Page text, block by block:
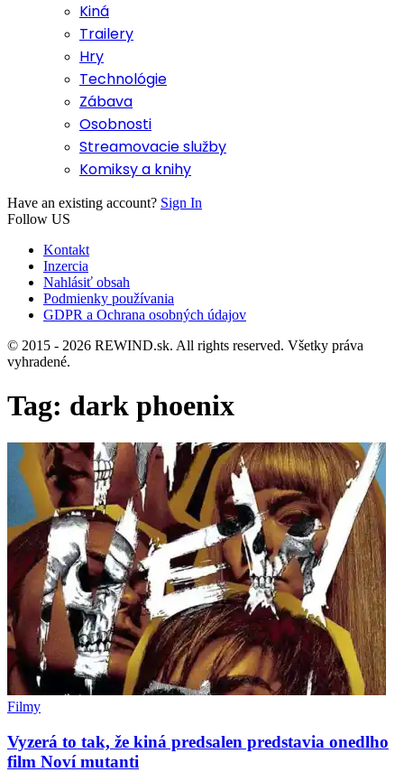
Kiná
Trailery
Hry
Technológie
Zábava
Osobnosti
Streamovacie služby
Komiksy a knihy
Have an existing account? Sign In
Follow US
Kontakt
Inzercia
Nahlásiť obsah
Podmienky používania
GDPR a Ochrana osobných údajov
© 2015 - 2026 REWIND.sk. All rights reserved. Všetky práva
vyhradené.
Tag: dark phoenix
Filmy
Vyzerá to tak, že kiná predsalen predstavia onedlho
film Noví mutanti